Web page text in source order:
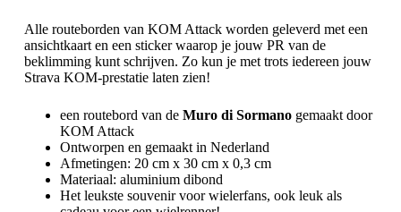
Alle routeborden van KOM Attack worden geleverd met een
ansichtkaart en een sticker waarop je jouw PR van de
beklimming kunt schrijven. Zo kun je met trots iedereen jouw
Strava KOM-prestatie laten zien!
een routebord van de Muro di Sormanogemaakt door
KOM Attack
Ontworpen en gemaakt in Nederland
Afmetingen: 20 cm x 30 cm x 0,3 cm
Materiaal: aluminium dibond
Het leukste souvenir voor wielerfans, ook leuk als